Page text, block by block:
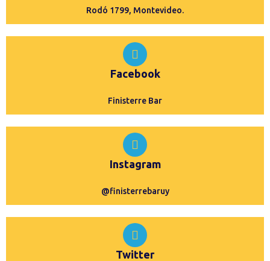
Rodó 1799, Montevideo.
Facebook
Finisterre Bar
Instagram
@finisterrebaruy
Twitter